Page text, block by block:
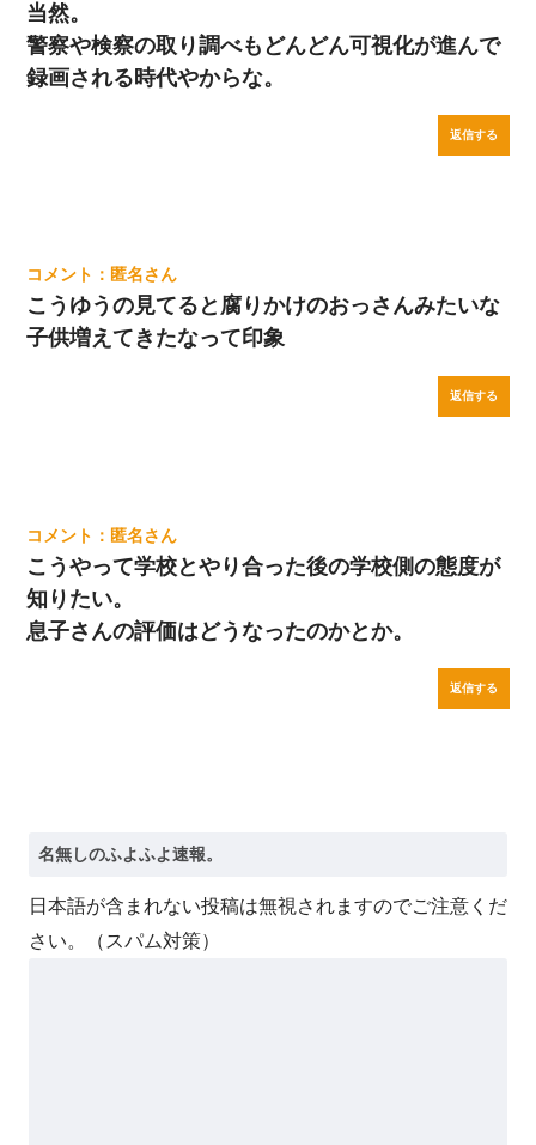
当然。
警察や検察の取り調べもどんどん可視化が進んで
録画される時代やからな。
返信する
匿名
こうゆうの見てると腐りかけのおっさんみたいな
子供増えてきたなって印象
返信する
匿名
こうやって学校とやり合った後の学校側の態度が
知りたい。
息子さんの評価はどうなったのかとか。
返信する
日本語が含まれない投稿は無視されますのでご注意くだ
さい。（スパム対策）